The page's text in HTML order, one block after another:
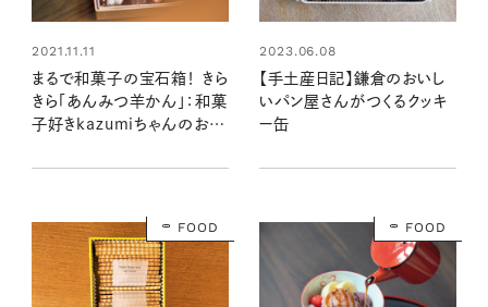
2021.11.11
まるで和菓子の宝石箱！ きら
きら「あんみつ羊かん」：和菓
子好きkazumiちゃんのおす
2023.06.08
【手土産日記】鎌倉のおいし
いパン屋さんがつくるクッキ
ー缶
FOOD FOOD